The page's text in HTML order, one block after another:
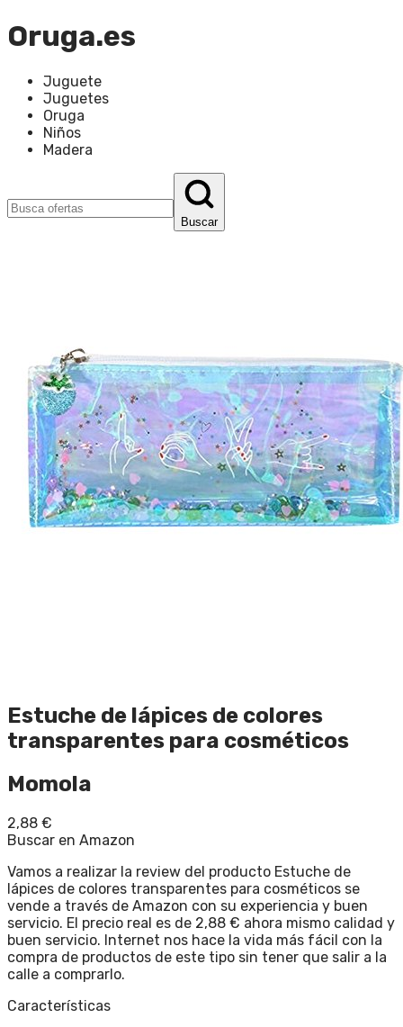
Oruga.es
Juguete
Juguetes
Oruga
Niños
Madera
Buscar
Estuche de lápices de colores
transparentes para cosméticos
Momola
2,88 €
Buscar en Amazon
Vamos a realizar la review del producto Estuche de
lápices de colores transparentes para cosméticos se
vende a través de Amazon con su experiencia y buen
servicio. El precio real es de 2,88 € ahora mismo calidad y
buen servicio. Internet nos hace la vida más fácil con la
compra de productos de este tipo sin tener que salir a la
calle a comprarlo.
Características